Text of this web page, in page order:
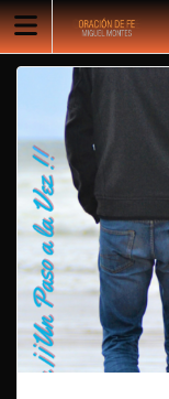
Skip
to
content